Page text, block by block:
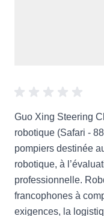
Guo Xing Steering
robotique (Safari -
pompiers destinée
robotique, à
professionnelle.
francophones à
exigences, la